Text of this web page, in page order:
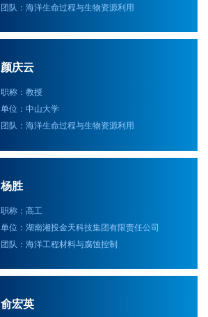
团队：海洋生命过程与生物资源利用
颜庆云
职称：教授
单位：中山大学
团队：海洋生命过程与生物资源利用
杨胜
职称：高工
单位：湖南湘投金天科技集团有限责任公司
团队：海洋工程材料与腐蚀控制
俞宏英